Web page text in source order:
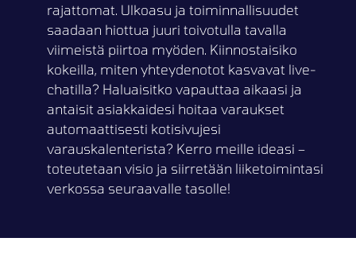
rajattomat. Ulkoasu ja toiminnallisuudet
saadaan hiottua juuri toivotulla tavalla
viimeistä piirtoa myöden. Kiinnostaisiko
kokeilla, miten yhteydenotot kasvavat live-
chatilla? Haluaisitko vapauttaa aikaasi ja
antaisit asiakkaidesi hoitaa varaukset
automaattisesti kotisivujesi
varauskalenterista? Kerro meille ideasi –
toteutetaan visio ja siirretään liiketoimintasi
verkossa seuraavalle tasolle!